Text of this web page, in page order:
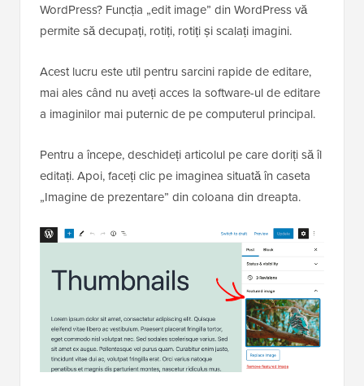
WordPress? Funcția „edit image” din WordPress vă
permite să decupați, rotiți, rotiți și scalați imagini.
Acest lucru este util pentru sarcini rapide de editare,
mai ales când nu aveți acces la software-ul de editare
a imaginilor mai puternic de pe computerul principal.
Pentru a începe, deschideți articolul pe care doriți să îl
editați. Apoi, faceți clic pe imaginea situată în caseta
„Imagine de prezentare” din coloana din dreapta.